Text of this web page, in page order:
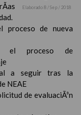
Elaborado 8 / Sep / 2018
proceso de nueva
el proceso de
a seguir tras la
NEAE
de evaluaciÃ³n